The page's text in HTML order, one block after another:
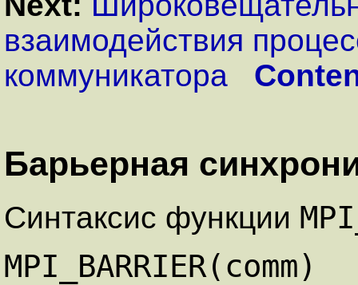
взаимодействия
коммуникатора
Барьерная
Синтаксис функции
MPI_BARRIER(comm)